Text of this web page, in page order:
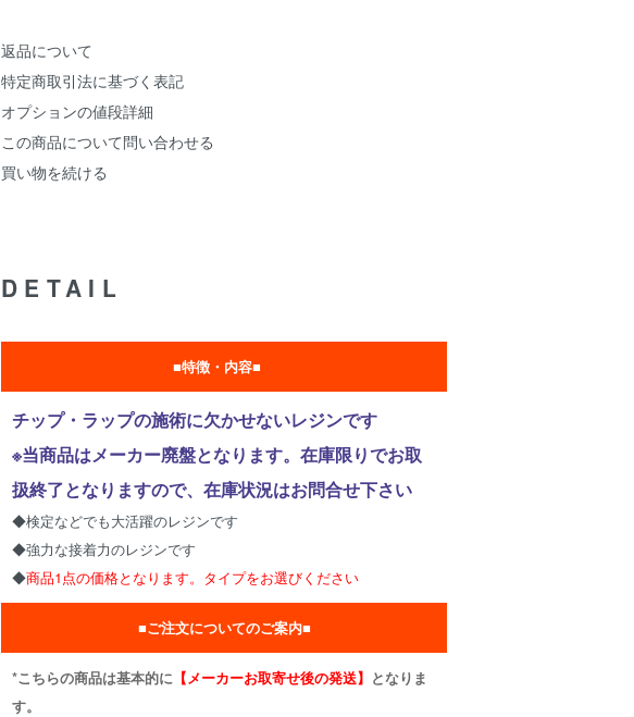
返品について
特定商取引法に基づく表記
オプションの値段詳細
この商品について問い合わせる
買い物を続ける
DETAIL
■特徴・内容■
チップ・ラップの施術に欠かせないレジンです
※当商品はメーカー廃盤となります。在庫限りでお取
扱終了となりますので、在庫状況はお問合せ下さい
◆検定などでも大活躍のレジンです
◆強力な接着力のレジンです
◆商品1点の価格となります。タイプをお選びください
■ご注文についてのご案内■
*こちらの商品は基本的に 【メーカーお取寄せ後の発送】 となりま
す。